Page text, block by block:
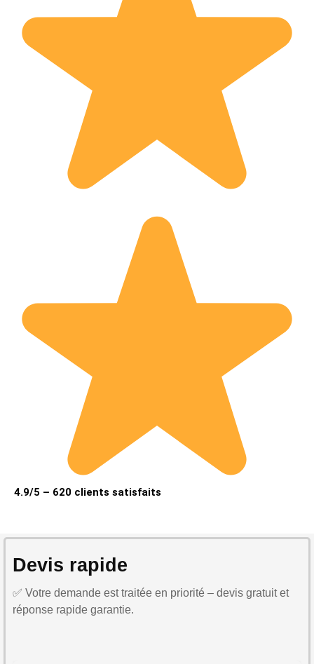
4.9/5 – 620 clients satisfaits
Devis rapide
✅ Votre demande est traitée en priorité – devis gratuit et
réponse rapide garantie.